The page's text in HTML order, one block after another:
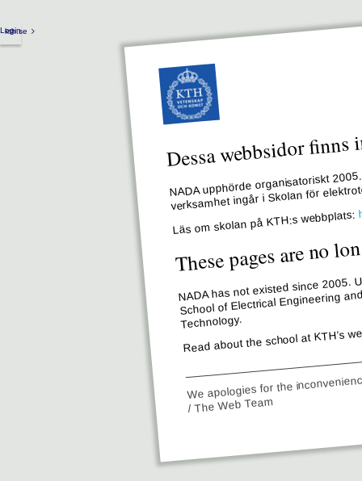
kth.se
Login
Dessa webbsidor
NADA upphörde organisatoriskt
verksamhet ingår i Skolan för
Läs om skolan på KTH:s webbplats:
These pages are no
NADA has not existed since
School of Electrical Engineering
Technology.
Read about the school at KTH’s
We apologies for the
/ The Web Team